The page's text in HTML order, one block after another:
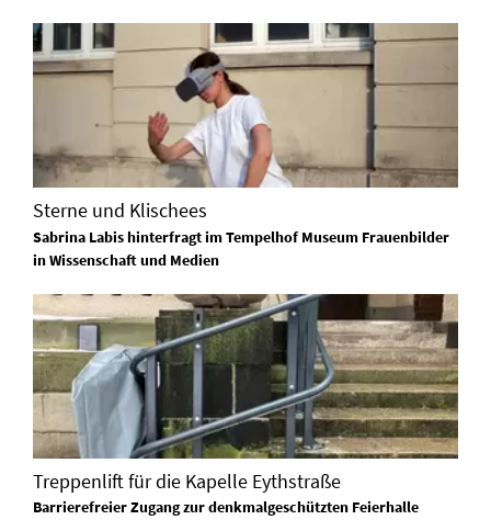
Sterne und Klischees
Sabrina Labis hinterfragt im Tempelhof Museum Frauenbilder
in Wissenschaft und Medien
Treppenlift für die Kapelle Eythstraße
Barrierefreier Zugang zur denkmalgeschützten Feierhalle